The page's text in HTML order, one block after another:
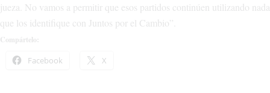
jueza. No vamos a permitir que esos partidos continúen utilizando nada
que los identifique con Juntos por el Cambio”.
Compártelo:
Facebook X